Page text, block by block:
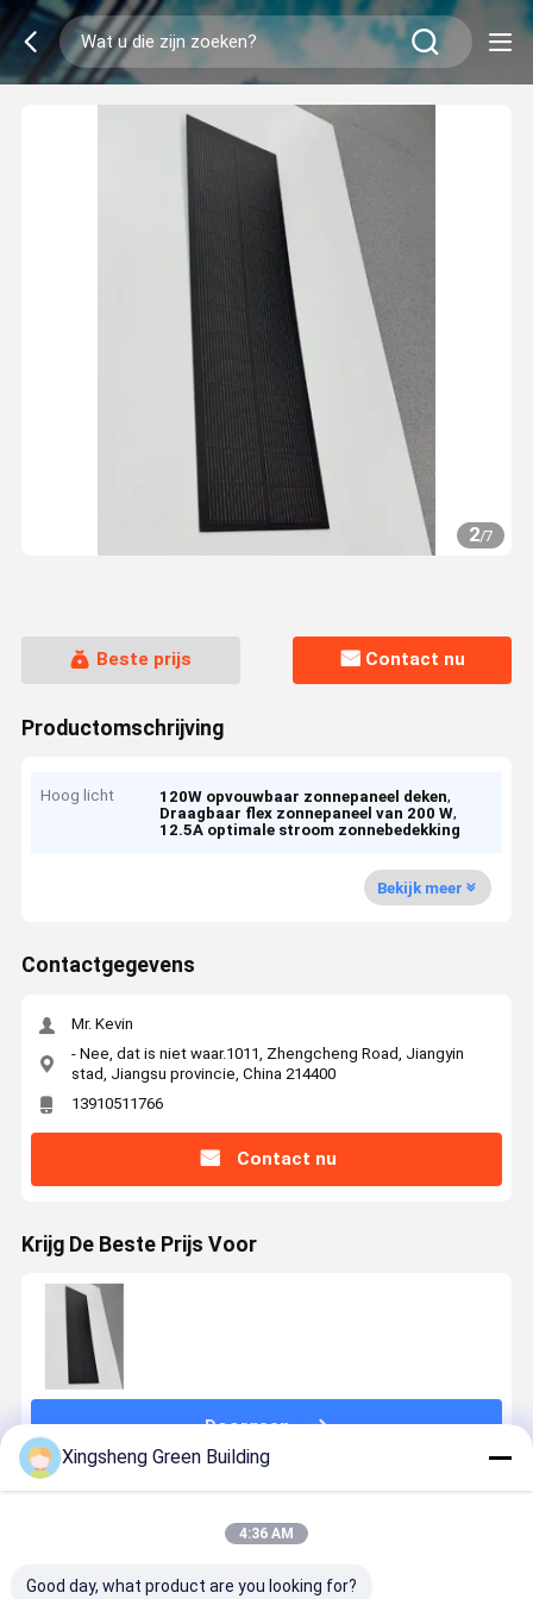
2/7
Beste prijs Contact nu
Productomschrijving
Hoog licht 120W opvouwbaar zonnepaneel deken,
Draagbaar flex zonnepaneel van 200 W,
12.5A optimale stroom zonnebedekking
Bekijk meer
Contactgegevens
Mr. Kevin
- Nee, dat is niet waar.1011, Zhengcheng Road, Jiangyin
stad, Jiangsu provincie, China 214400
13910511766
Contact nu
Krijg De Beste Prijs Voor
Doorgaan
Xingsheng Green Building
4:36 AM
Good day, what product are you looking for?